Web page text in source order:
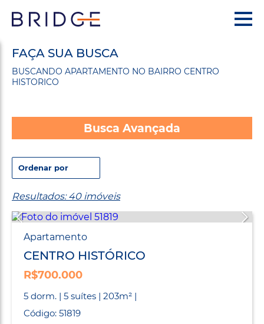
FAÇA SUA BUSCA
BUSCANDO APARTAMENTO NO BAIRRO CENTRO
HISTORICO
Busca Avançada
Resultados: 40 imóveis
Apartamento
CENTRO HISTÓRICO
R$700.000
5 dorm. | 5 suítes | 203m² |
Código: 51819